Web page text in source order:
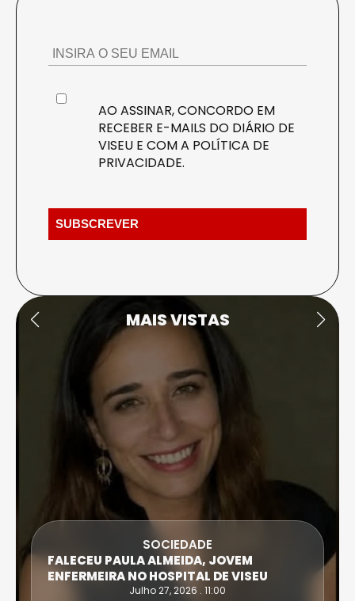
AO ASSINAR, CONCORDO EM
RECEBER E-MAILS DO DIÁRIO DE
VISEU E COM A POLÍTICA DE
PRIVACIDADE.
MAIS VISTAS
SOCIEDADE
FALECEU PAULA ALMEIDA, JOVEM
ENFERMEIRA NO HOSPITAL DE VISEU
Julho 27, 2026 . 11:00